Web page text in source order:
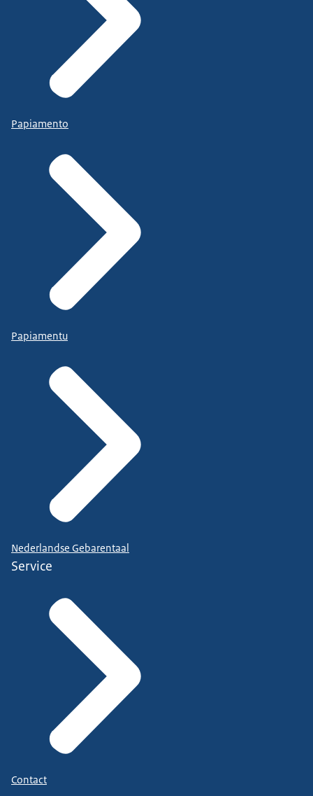
Papiamento
Papiamentu
Nederlandse Gebarentaal
Service
Contact